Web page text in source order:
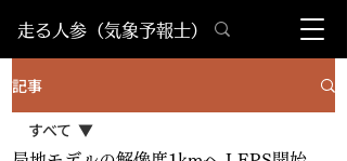
​走る人参（気象予報士）
記事
すべて